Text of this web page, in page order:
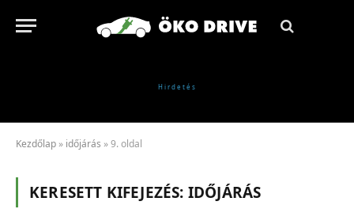
Kezdőlap » időjárás »9. oldal
KERESETT KIFEJEZÉS: IDŐJÁRÁS